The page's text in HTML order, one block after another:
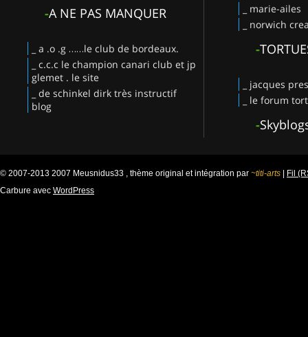
-A NE PAS MANQUER
_ a .o .g ……le club de bordeaux.
_ c.c.c le champion canari club et jp
glemet . le site
_ de schinkel dirk très instructif
blog
_ marie-ailes
_ norwich
-
_ jacques
_ le forum
-
© 2007-2013 2007 Meusnidus33 , thème original et intégration par ~titi-arts | Fil
Carbure avec WordPress